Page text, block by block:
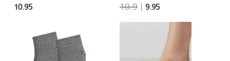
10.9| 9.95
10.95